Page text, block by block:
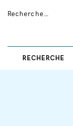
Recherche…